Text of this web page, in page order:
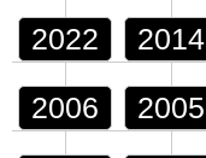
2022 2014
2006 2005